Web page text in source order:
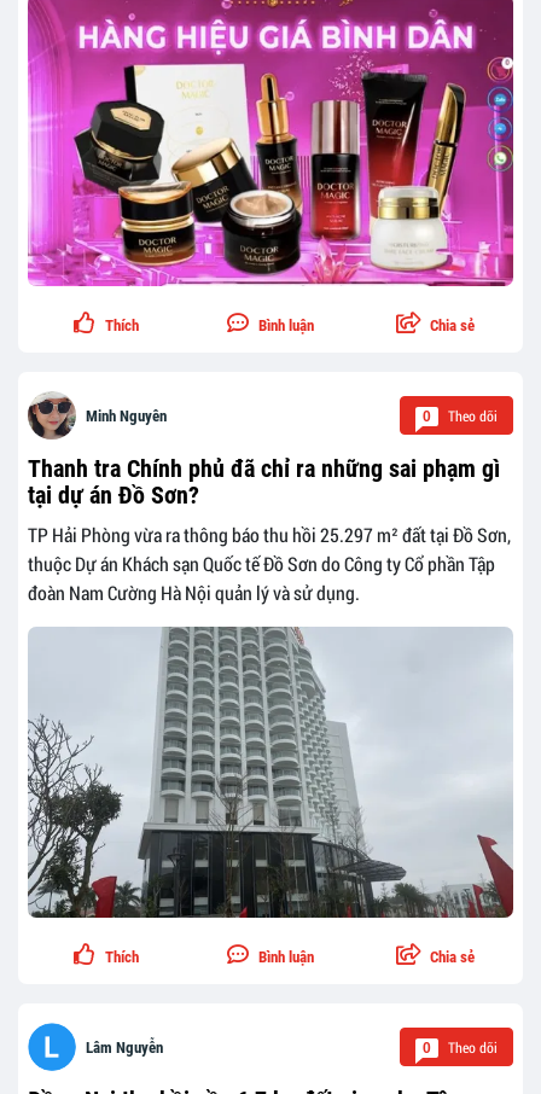
Thích Bình luận Chia sẻ
Minh Nguyên 0 Theo dõi
Thanh tra Chính phủ đã chỉ ra những sai phạm gì
tại dự án Đồ Sơn?
TP Hải Phòng vừa ra thông báo thu hồi 25.297 m² đất tại Đồ Sơn,
thuộc Dự án Khách sạn Quốc tế Đồ Sơn do Công ty Cổ phần Tập
đoàn Nam Cường Hà Nội quản lý và sử dụng.
Thích Bình luận Chia sẻ
Lâm Nguyễn 0 Theo dõi